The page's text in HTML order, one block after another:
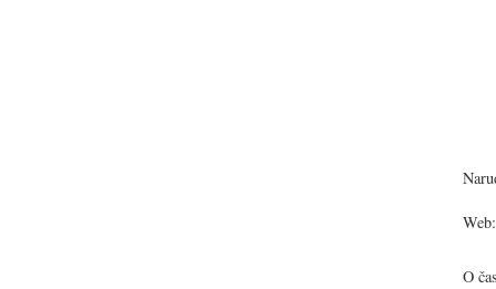
Web:
O